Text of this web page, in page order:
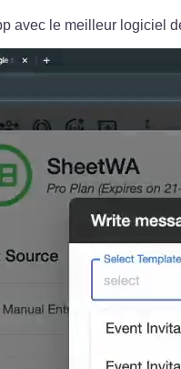
avec le meilleur logiciel